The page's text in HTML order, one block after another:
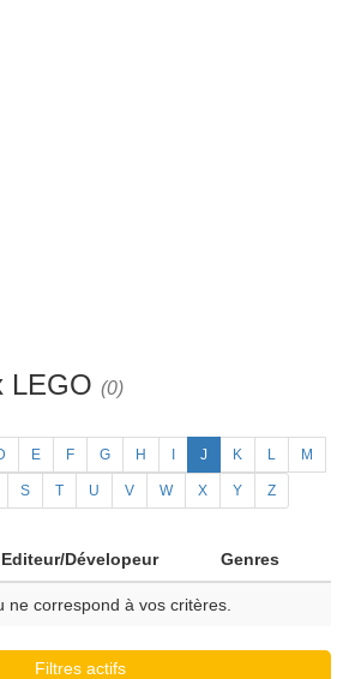
LEGO (0)
E F G H J K L M
S T U V W X Y Z
Editeur/Dévelopeur Genres
ne correspond à vos critères.
Filtres actifs